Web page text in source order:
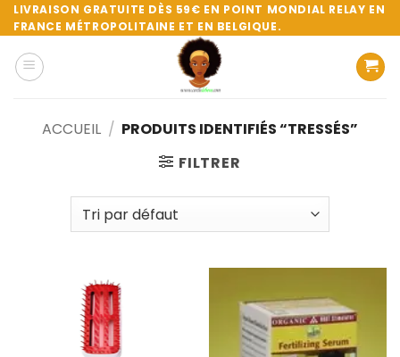
Passer
au
contenu
LIVRAISON GRATUITE DÈS 59€ EN POINT MONDIAL RELAY EN
FRANCE MÉTROPOLITAINE ET EN BELGIQUE.
ACCUEIL / PRODUITS IDENTIFIÉS “TRESSÉS”
FILTRER